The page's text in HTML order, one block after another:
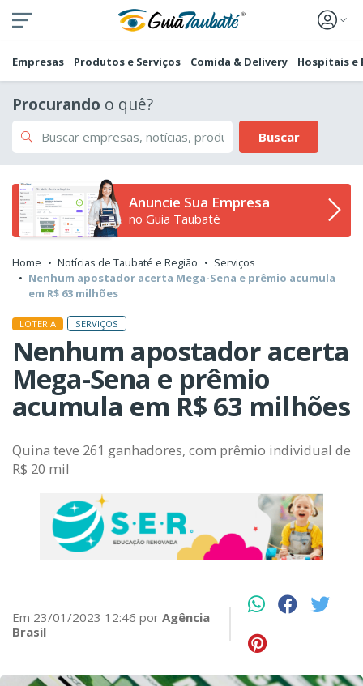
Empresas Produtos e Serviços Comida & Delivery Hospitais e
Procurando o quê?
Buscar
Anuncie Sua Empresa
no Guia Taubaté
Home Notícias de Taubaté e Região
Serviços
Nenhum apostador acerta Mega-Sena e prêmio acumula
em R$ 63 milhões
LOTERIA SERVIÇOS
Nenhum apostador acerta
Mega-Sena e prêmio
acumula em R$ 63 milhões
Quina teve 261 ganhadores, com prêmio individual de
R$ 20 mil
Em 23/01/2023 12:46 por Agência
Brasil